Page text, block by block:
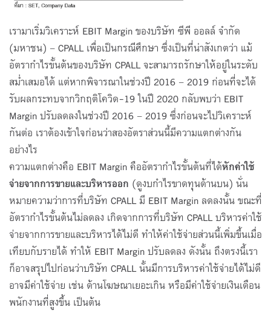
เรามาเริ่มวิเคราะห์ EBIT Margin ของบริษัท ซีพี ออลล์ จํากัด
(มหาชน) – CPALL เพื่อเป็นกรณีศึกษา ซึ่งเป็นที่น่าสังเกตว่า แม้
อัตรากำไรขั้นต้นของบริษัท CPALL จะสามารถรักษาให้อยู่ในระดับ
สม่ำเสมอได้ แต่หากพิจารณาในช่วงปี 2016 – 2019 ก่อนที่จะได้
รับผลกระทบจากวิกฤติโควิด-19 ในปี 2020 กลับพบว่า EBIT
Margin ปรับลดลงในช่วงปี 2016 – 2019 ซึ่งก่อนจะไปวิเคราะห์
กันต่อ เราต้องเข้าใจก่อนว่าสองอัตราส่วนนี้มีความแตกต่างกัน
อย่างไร
ความแตกต่างคือ EBIT Margin คืออัตรากำไรขั้นต้นที่ได้หักค่าใช้
จ่ายจากการขายและบริหารออก (ดูงบกำไรขาดทุนด้านบน) นั่น
หมายความว่าการที่บริษัท CPALL มี EBIT Margin ลดลงนั้น ขณะที่
อัตรากำไรขั้นต้นไม่ลดลง เกิดจากการที่บริษัท CPALL บริหารค่าใช้
จ่ายจากการขายและบริหารได้ไม่ดี ทำให้ค่าใช้จ่ายส่วนนี้เพิ่มขึ้นเมื่อ
เทียบกับรายได้ ทำให้ EBIT Margin ปรับลดลง ดังนั้น ถึงตรงนี้เรา
ก็อาจสรุปไปก่อนว่าบริษัท CPALL นั้นมีการบริหารค่าใช้จ่ายได้ไม่ดี
อาจมีค่าใช้จ่าย เช่น ด้านโฆษณาเยอะเกิน หรือมีค่าใช้จ่ายเงินเดือน
พนักงานที่สูงขึ้น เป็นต้น